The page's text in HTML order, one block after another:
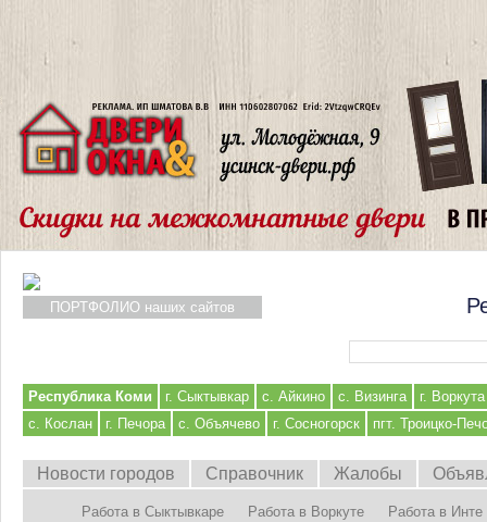
ПОРТФОЛИО наших сайтов
Республика Коми г. Сыктывкар с. Айкино с. Визинга
г. Воркута
с. Кослан
г. Печора с. Объячево г. Сосногорск пгт. Троицко-
Новости городов Справочник Жалобы
Работа в Сыктывкаре Работа в Воркуте Работа в Инте